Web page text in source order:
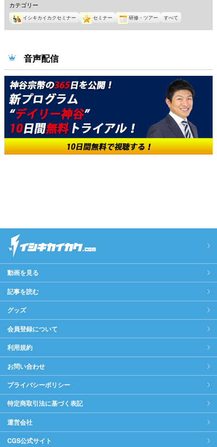
カテゴリー
イシキカイカクセミナー セミナー 研修・ツアー すべて
音声配信
動画を見る
記事を読む
グッズ
会員登録について
利用規約
お問い合わせ
プライバシーポリシー
特定商取引法に基づく表記
運営会社
CGS公式サイト